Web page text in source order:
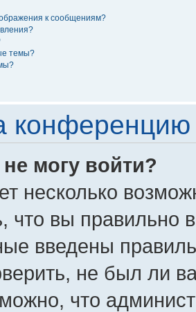
к сообщениям?
темы?
конференцию
могу войти?
несколько
что вы правильно
введены
не был ли
что